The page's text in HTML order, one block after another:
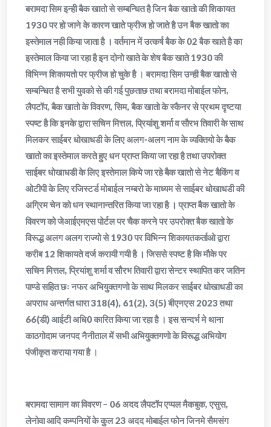
बरामदा सिम इन्ही बैक खातो से सम्बन्धित है जिन बैक खातो की शिकायत
1930 पर हो जाने के कारण खाते फ्रीज हो जाते है उन बैक खातो का
इस्तेमाल नही किया जाता है । वर्तमान में उत्कर्ष बैक के 02 बैक खाते है का
इस्तेमाल किया जा रहा है इन दोनो खाते के शेष बैक खाते 1930 की
विभिन्न शिकायतो पर फ्रीज हो चुके है । बरामदा सिम उन्ही बैक खातो से
सम्बन्धित है सभी युवको से की गई पुछताछ तथा बरामदा मोबाईल फोन,
लैपटॉप, बैक खातो के विवरण, सिम, बैक खातो के स्कैनर से प्रथम दृष्टया
स्पष्ट है कि इनके द्वारा सचिन मित्तल, प्रियांशु शर्मा व सौरभ तिवारी के साथ
मिलकर साईबर धोखाधडी के लिए अलग-अलग नाम के व्यक्तियो के बैक
खातो का इस्तेमाल करते हुए धन प्राप्त किया जा रहा है तथा उपरोक्त
साईबर धोखाधडी के लिए इस्तेमाल किये जा रहे बैक खातो से नेट बैकिंग व
ओटीपी के लिए रजिस्टर्ड मोबाईल नम्बरो के माध्यम से साईबर धोखाधडी की
अग्रिम चेन को धन स्थानान्तरित किया जा रहा है । प्राप्त बैक खातो के
विवरण को जेआईएमएस पोर्टल पर चैक करने पर उपरोक्त बैक खातो के
विरूद्ध अलग अलग राज्यो से 1930 पर विभिन्न शिकायतकर्ताओ द्वारा
करीब 12 शिकायते दर्ज करायी गयी है । जिससे स्पष्ट है कि मौके पर
सचिन मित्तल, प्रियांशु शर्मा व सौरभ तिवारी द्वारा सेन्टर स्थापित कर जतिन
पाण्डे सहित छः नफर अभियुक्तगणो के साथ मिलकर साईबर धोखाधडी का
अपराध अन्तर्गत धारा 318(4), 61(2), 3(5) बीएनएस 2023 तथा
66(डी) आईटी अधि0 कारित किया जा रहा है । इस सन्दर्भ मे थाना
काठगोदाम जनपद नैनीताल में सभी अभियुक्तगणो के विरूद्ध अभियोग
पंजीकृत कराया गया है ।
बरामदा सामान का विवरण – 06 अदद लैपटॉप एप्पल मैकबुक, एसुस,
लेनोवा आदि कम्पनियों के कुल 23 अदद मोबाईल फोन जिनमे सैमसंग